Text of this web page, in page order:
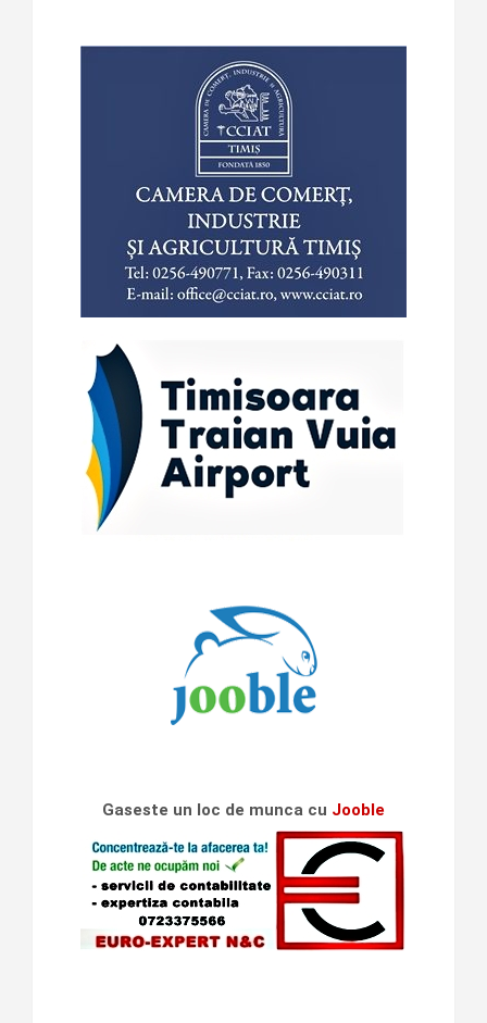
Gaseste un loc de munca cu Jooble